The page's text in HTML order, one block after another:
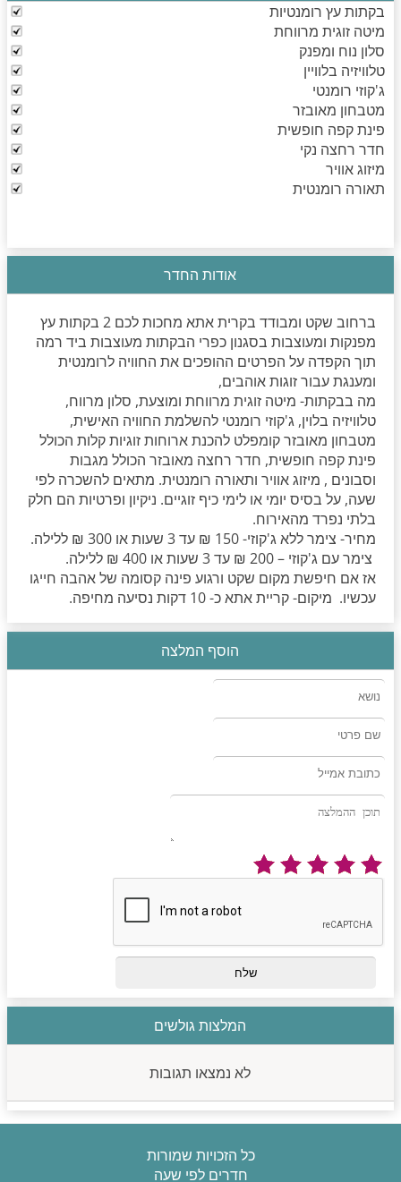
בקתות עץ רומנטיות
מיטה זוגית מרווחת
סלון נוח ומפנק
טלוויזיה בלוויין
ג'קוזי רומנטי
מטבחון מאובזר
פינת קפה חופשית
חדר רחצה נקי
מיזוג אוויר
תאורה רומנטית
אודות החדר
ברחוב שקט ומבודד בקרית אתא מחכות לכם 2 בקתות עץ
מפנקות ומעוצבות בסגנון כפרי הבקתות מעוצבות ביד רמה
תוך הקפדה על הפרטים ההופכים את החוויה לרומנטית
ומענגת עבור זוגות אוהבים,
מה בבקתות- מיטה זוגית מרווחת ומוצעת, סלון מרווח,
טלוויזיה בלוין, ג'קוזי רומנטי להשלמת החוויה האישית,
מטבחון מאובזר קומפלט להכנת ארוחות זוגיות קלות הכולל
פינת קפה חופשית, חדר רחצה מאובזר הכולל מגבות
וסבונים , מיזוג אוויר ותאורה רומנטית. מתאים להשכרה לפי
שעה, על בסיס יומי או לימי כיף זוגיים. ניקיון ופרטיות הם חלק
בלתי נפרד מהאירוח.
מחיר- צימר ללא ג'קוזי- 150 ₪ עד 3 שעות או 300 ₪ ללילה.
צימר עם ג'קוזי – 200 ₪ עד 3 שעות או 400 ₪ ללילה.
אז אם חיפשת מקום שקט ורגוע פינה קסומה של אהבה חייגו
עכשיו. מיקום- קריית אתא כ- 10 דקות נסיעה מחיפה.
הוסף המלצה
המלצות גולשים
לא נמצאו תגובות
כל הזכויות שמורות
חדרים לפי שעה